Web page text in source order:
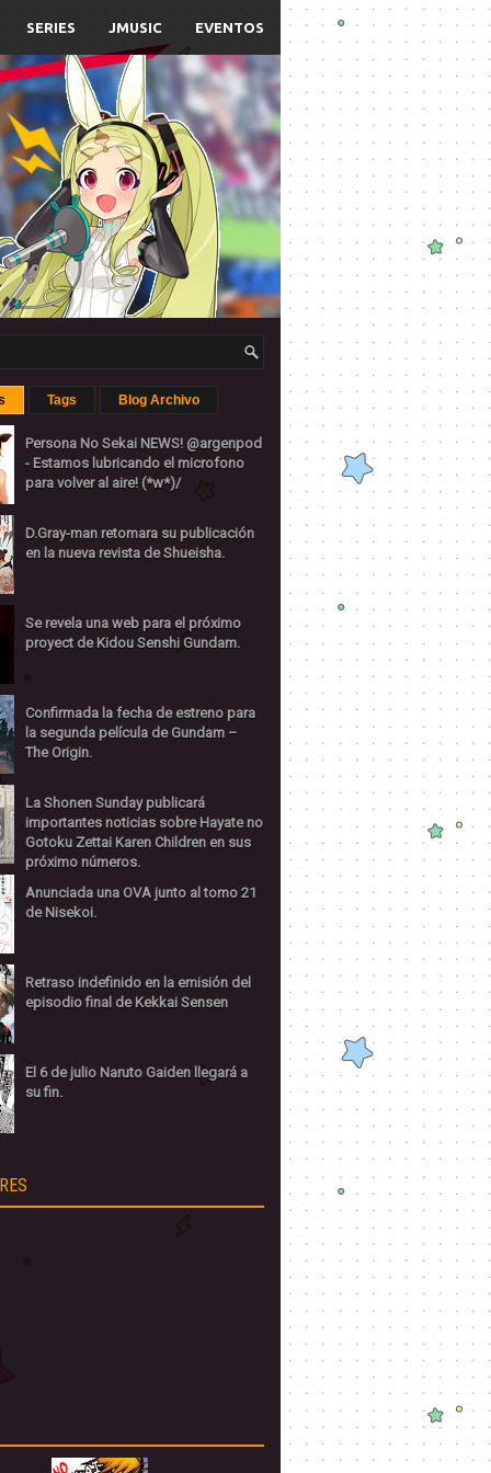
SERIES JMUSIC EVENTOS
Tags Blog Archivo
Persona No Sekai NEWS! @argenpod
- Estamos lubricando el microfono
para volver al aire! (*w*)/
D.Gray-man retomara su publicación
en la nueva revista de Shueisha.
Se revela una web para el próximo
proyect de Kidou Senshi Gundam.
Confirmada la fecha de estreno para
la segunda película de Gundam –
The Origin.
La Shonen Sunday publicará
importantes noticias sobre Hayate no
Gotoku Zettai Karen Children en sus
próximo números.
Anunciada una OVA junto al tomo 21
de Nisekoi.
Retraso indefinido en la emisión del
episodio final de Kekkai Sensen
El 6 de julio Naruto Gaiden llegará a
su fin.